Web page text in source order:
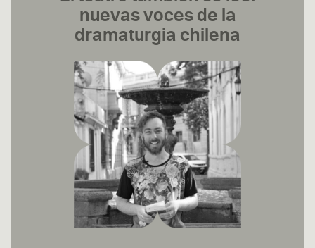
nuevas voces de la
dramaturgia chilena